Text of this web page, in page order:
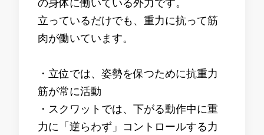
の身体に働いている外力です。
立っているだけでも、重力に抗って筋
肉が働いています。
・立位では、姿勢を保つために抗重力
筋が常に活動
・スクワットでは、下がる動作中に重
力に「逆らわず」コントロールする力